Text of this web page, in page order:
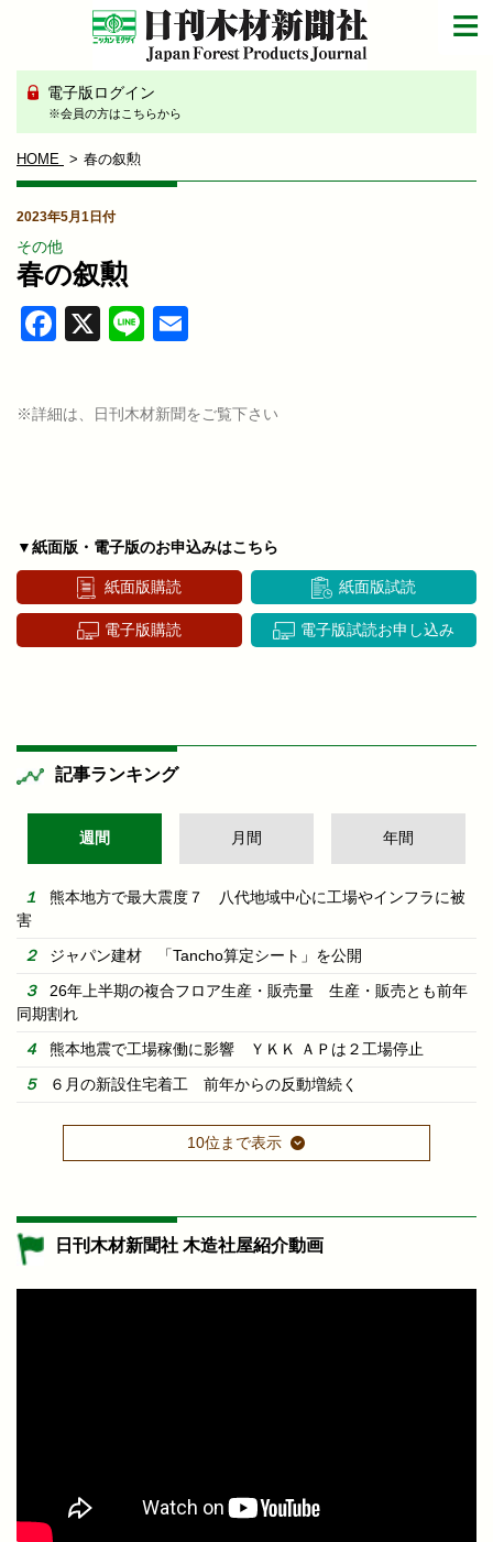
電子版ログイン
※会員の方はこちらから
HOME 春の叙勲
2023年5月1日付
その他
春の叙勲
Facebook
X Line
※詳細は、日刊木材新聞をご覧下さい
▼紙面版・電子版のお申込みはこちら
紙面版購読 紙面版試読
電子版購読 電子版試読お申し込み
記事ランキング
週間 月間 年間
熊本地方で最大震度７ 八代地域中心に工場やインフラに被
害
ジャパン建材 「Tancho算定シート」を公開
26年上半期の複合フロア生産・販売量 生産・販売とも前年
同期割れ
熊本地震で工場稼働に影響 ＹＫＫ ＡＰは２工場停止
６月の新設住宅着工 前年からの反動増続く
10位まで表示
日刊木材新聞社 木造社屋紹介動画